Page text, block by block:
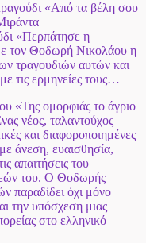
«Από τα βέλη σου
«Περπάτησε η
τον Θοδωρή Νικολάου η
τραγουδιών αυτών και
τις ερμηνείες τους…
«Της ομορφιάς το άγριο
νέος, ταλαντούχος
και διαφοροποιημένες
άνεση, ευαισθησία,
απαιτήσεις του
του. Ο Θοδωρής
παραδίδει όχι μόνο
την υπόσχεση μιας
στο ελληνικό